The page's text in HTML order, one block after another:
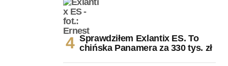
Sprawdziłem Exlantix ES. To
chińska Panamera za 330 tys. zł